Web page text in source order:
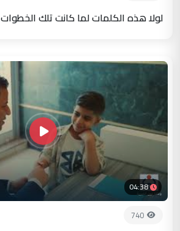
لولا هذه الكلمات لما كانت تلك الخطوات
04:38
740